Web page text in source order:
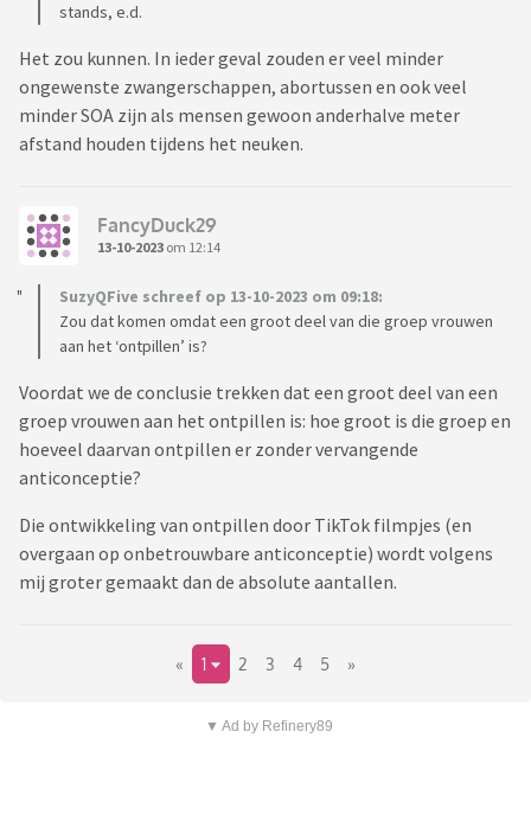
stands, e.d.
Het zou kunnen. In ieder geval zouden er veel minder
ongewenste zwangerschappen, abortussen en ook veel
minder SOA zijn als mensen gewoon anderhalve meter
afstand houden tijdens het neuken.
FancyDuck29
13-10-2023 om 12:14
SuzyQFive schreef op 13-10-2023 om 09:18:
Zou dat komen omdat een groot deel van die groep vrouwen
aan het ‘ontpillen’ is?
Voordat we de conclusie trekken dat een groot deel van een
groep vrouwen aan het ontpillen is: hoe groot is die groep en
hoeveel daarvan ontpillen er zonder vervangende
anticonceptie?
Die ontwikkeling van ontpillen door TikTok filmpjes (en
overgaan op onbetrouwbare anticonceptie) wordt volgens
mij groter gemaakt dan de absolute aantallen.
« 1 2 3 4 5 »
▼ Ad by Refinery89